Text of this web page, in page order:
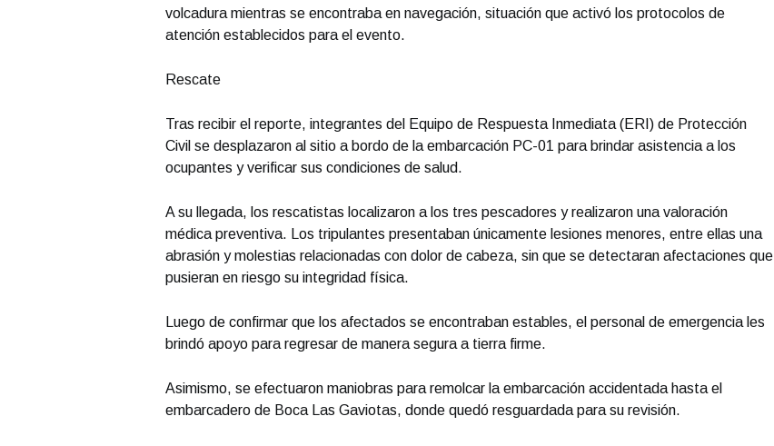
volcadura mientras se encontraba en navegación, situación que activó los protocolos de
atención establecidos para el evento.
Rescate
Tras recibir el reporte, integrantes del Equipo de Respuesta Inmediata (ERI) de Protección
Civil se desplazaron al sitio a bordo de la embarcación PC-01 para brindar asistencia a los
ocupantes y verificar sus condiciones de salud.
A su llegada, los rescatistas localizaron a los tres pescadores y realizaron una valoración
médica preventiva. Los tripulantes presentaban únicamente lesiones menores, entre ellas una
abrasión y molestias relacionadas con dolor de cabeza, sin que se detectaran afectaciones que
pusieran en riesgo su integridad física.
Luego de confirmar que los afectados se encontraban estables, el personal de emergencia les
brindó apoyo para regresar de manera segura a tierra firme.
Asimismo, se efectuaron maniobras para remolcar la embarcación accidentada hasta el
embarcadero de Boca Las Gaviotas, donde quedó resguardada para su revisión.
Portada Mayo 28